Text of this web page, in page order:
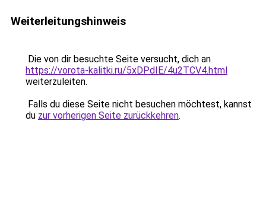
Weiterleitungshinweis
Die von dir besuchte Seite versucht, dich an
https://vorota-kalitki.ru/5xDPdIE/4u2TCV4.html
weiterzuleiten.
Falls du diese Seite nicht besuchen möchtest, kannst
du zur vorherigen Seite zurückkehren.